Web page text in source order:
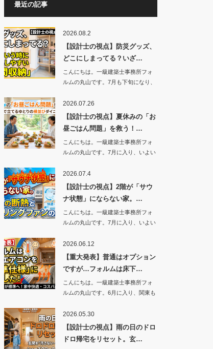
最近の記事
2026.08.2
【設計士の視点】防災グッズ、
どこにしまってる？いざ…
こんにちは。一級建築士事務所フォ
ルムの丸山です。7月も下旬になり、
2026.07.26
【設計士の視点】夏休みの「お
昼ごはん問題」を救う！…
こんにちは。一級建築士事務所フォ
ルムの丸山です。7月に入り、いよい
2026.07.4
【設計士の視点】2階が「サウ
ナ状態」にならない家。…
こんにちは。一級建築士事務所フォ
ルムの丸山です。7月に入り、いよい
2026.06.12
【重大発表】普通はオプション
ですが…フォルムは床下…
こんにちは。一級建築士事務所フォ
ルムの丸山です。6月に入り、関東も
2026.05.30
【設計士の視点】雨の日のドロ
ドロ帰宅をリセット。玄…